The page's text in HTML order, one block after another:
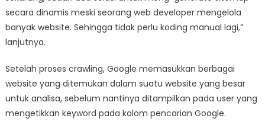
secara dinamis meski seorang web developer mengelola
banyak website. Sehingga tidak perlu koding manual lagi,”
lanjutnya.
Setelah proses crawling, Google memasukkan berbagai
website yang ditemukan dalam suatu website yang besar
untuk analisa, sebelum nantinya ditampilkan pada user yang
mengetikkan keyword pada kolom pencarian Google.